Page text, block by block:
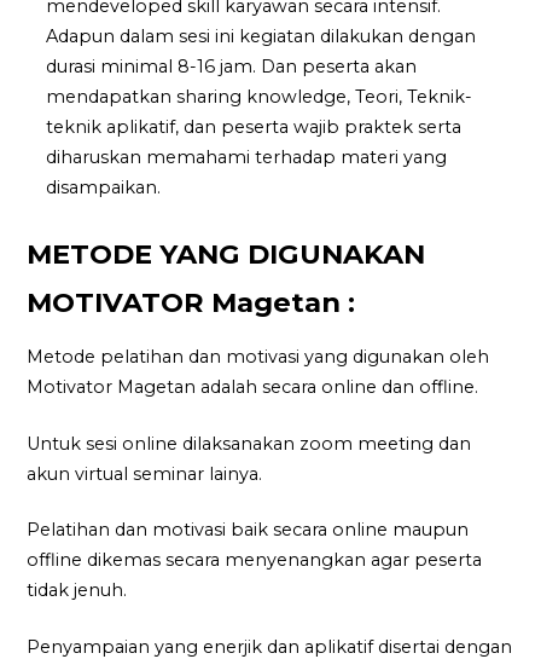
mendeveloped skill karyawan secara intensif.
Adapun dalam sesi ini kegiatan dilakukan dengan
durasi minimal 8-16 jam. Dan peserta akan
mendapatkan sharing knowledge, Teori, Teknik-
teknik aplikatif, dan peserta wajib praktek serta
diharuskan memahami terhadap materi yang
disampaikan.
METODE YANG DIGUNAKAN
MOTIVATOR Magetan :
Metode pelatihan dan motivasi yang digunakan oleh
Motivator Magetan adalah secara online dan offline.
Untuk sesi online dilaksanakan zoom meeting dan
akun virtual seminar lainya.
Pelatihan dan motivasi baik secara online maupun
offline dikemas secara menyenangkan agar peserta
tidak jenuh.
Penyampaian yang enerjik dan aplikatif disertai dengan